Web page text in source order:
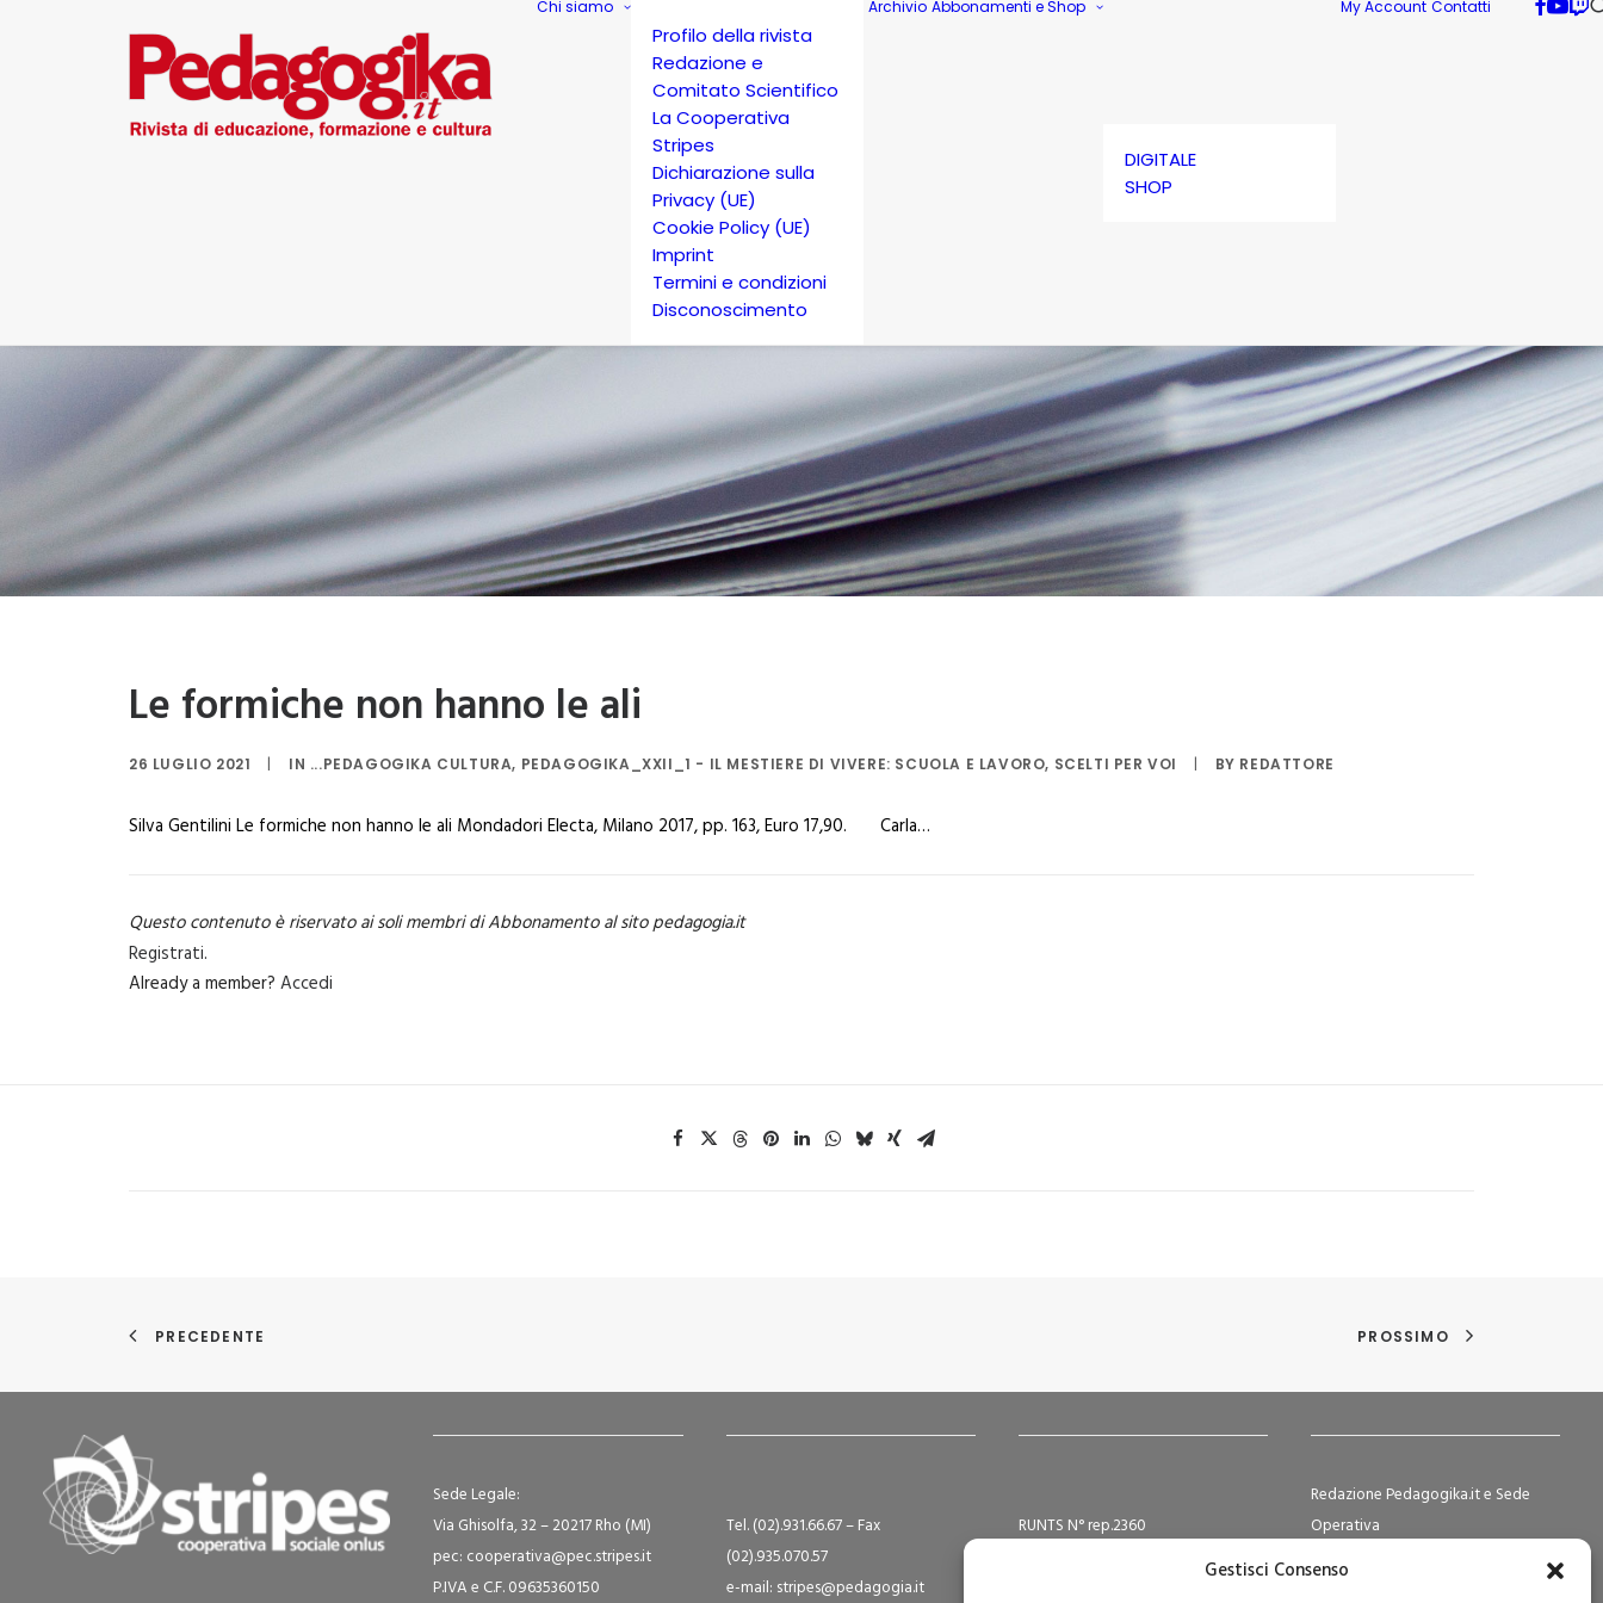
Gestisci Consenso
Chi siamo
Profilo della rivista
Redazione e
Comitato Scientifico
La Cooperativa
Stripes
Dichiarazione sulla
Privacy (UE)
Cookie Policy (UE)
Imprint
Termini e condizioni
Disconoscimento
Archivio Abbonamenti e Shop
DIGITALE
SHOP
My Account Contatti
Le formiche non hanno le ali
26 LUGLIO 2021 | IN ...PEDAGOGIKA CULTURA, PEDAGOGIKA_XXII_1 - IL MESTIERE DI VIVERE: SCUOLA E LAVORO, SCELTI PER VOI | BY REDATTORE
Silva Gentilini Le formiche non hanno le ali Mondadori Electa, Milano 2017, pp. 163, Euro 17,90. Carla…
Questo contenuto è riservato ai soli membri di Abbonamento al sito pedagogia.it
Registrati.
Already a member? Accedi
PRECEDENTE PROSSIMO
Sede Legale:
Via Ghisolfa, 32 – 20217 Rho (MI)
pec: cooperativa@pec.stripes.it
P.IVA e C.F. 09635360150
Tel. (02).931.66.67 – Fax
(02).935.070.57
e-mail: stripes@pedagogia.it
RUNTS N° rep.2360
Albo Società Cooperative N°
Redazione Pedagogika.it e Sede
Operativa
Via San Domenico Savio, 6 – 20017